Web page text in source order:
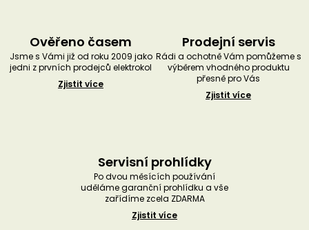
Ověřeno časem
Jsme s Vámi již od roku 2009 jako
jedni z prvních prodejců elektrokol
Zjistit více
Prodejní servis
Rádi a ochotně Vám pomůžeme s
výběrem vhodného produktu
přesně pro Vás
Zjistit více
Servisní prohlídky
Po dvou měsících používání
uděláme garanční prohlídku a vše
zařídíme zcela ZDARMA
Zjistit více